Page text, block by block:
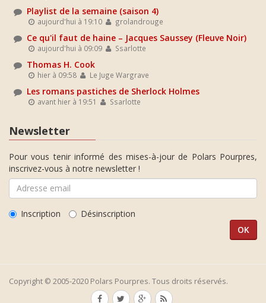
Playlist de la semaine (saison 4)
aujourd'hui à 19:10 grolandrouge
Ce qu'il faut de haine – Jacques Saussey (Fleuve Noir)
aujourd'hui à 09:09 Ssarlotte
Thomas H. Cook
hier à 09:58 Le Juge Wargrave
Les romans pastiches de Sherlock Holmes
avant hier à 19:51 Ssarlotte
Newsletter
Pour vous tenir informé des mises-à-jour de Polars Pourpres,
inscrivez-vous à notre newsletter !
Inscription Désinscription
Copyright © 2005-2020 Polars Pourpres. Tous droits réservés.